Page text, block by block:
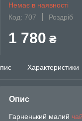
Немає в наявності
Код: 707
Роздріб
1 780 ₴
Характеристики
Опис
Гарненький малий